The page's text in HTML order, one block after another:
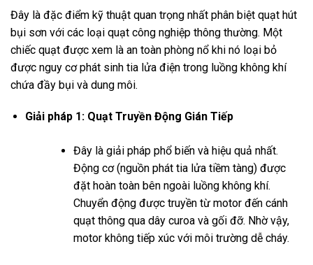
Đây là đặc điểm kỹ thuật quan trọng nhất phân biệt quạt hút
bụi sơn với các loại quạt công nghiệp thông thường. Một
chiếc quạt được xem là an toàn phòng nổ khi nó loại bỏ
được nguy cơ phát sinh tia lửa điện trong luồng không khí
chứa đầy bụi và dung môi.
Giải pháp 1: Quạt Truyền Động Gián Tiếp
Đây là giải pháp phổ biến và hiệu quả nhất.
Động cơ (nguồn phát tia lửa tiềm tàng) được
đặt hoàn toàn bên ngoài luồng không khí.
Chuyển động được truyền từ motor đến cánh
quạt thông qua dây curoa và gối đỡ. Nhờ vậy,
motor không tiếp xúc với môi trường dễ cháy.